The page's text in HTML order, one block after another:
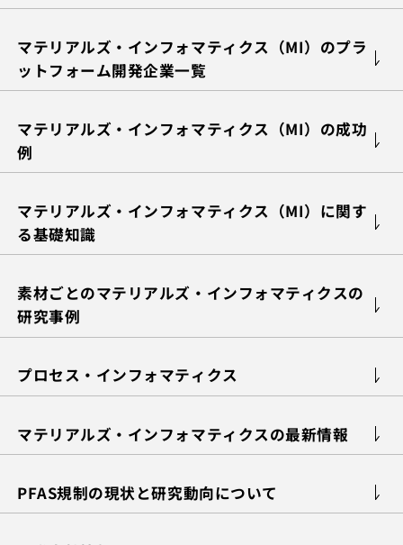
マテリアルズ・インフォマティクス（MI）のプラ
ットフォーム開発企業一覧
マテリアルズ・インフォマティクス（MI）の成功
例
マテリアルズ・インフォマティクス（MI）に関す
る基礎知識
素材ごとのマテリアルズ・インフォマティクスの
研究事例
プロセス・インフォマティクス
マテリアルズ・インフォマティクスの最新情報
PFAS規制の現状と研究動向について